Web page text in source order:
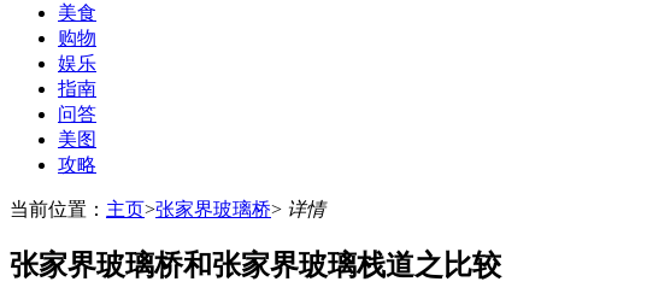
美食
购物
娱乐
指南
问答
美图
攻略
当前位置： 主页>张家界玻璃桥> 详情
张家界玻璃桥和张家界玻璃栈道之比较